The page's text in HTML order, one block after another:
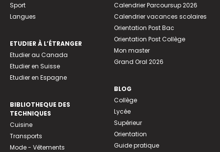
Sport
Langues
ETUDIER À L’ÉTRANGER
Etudier au Canada
Etudier en Suisse
Etudier en Espagne
BIBLIOTHEQUE DES
TECHNIQUES
Cuisine
Transports
Mode - Vêtements
Calendrier Parcoursup 2026
Calendrier vacances scolaires
Orientation Post Bac
Orientation Post Collège
Mon master
Grand Oral 2026
BLOG
Collège
Lycée
Supérieur
Orientation
Guide pratique